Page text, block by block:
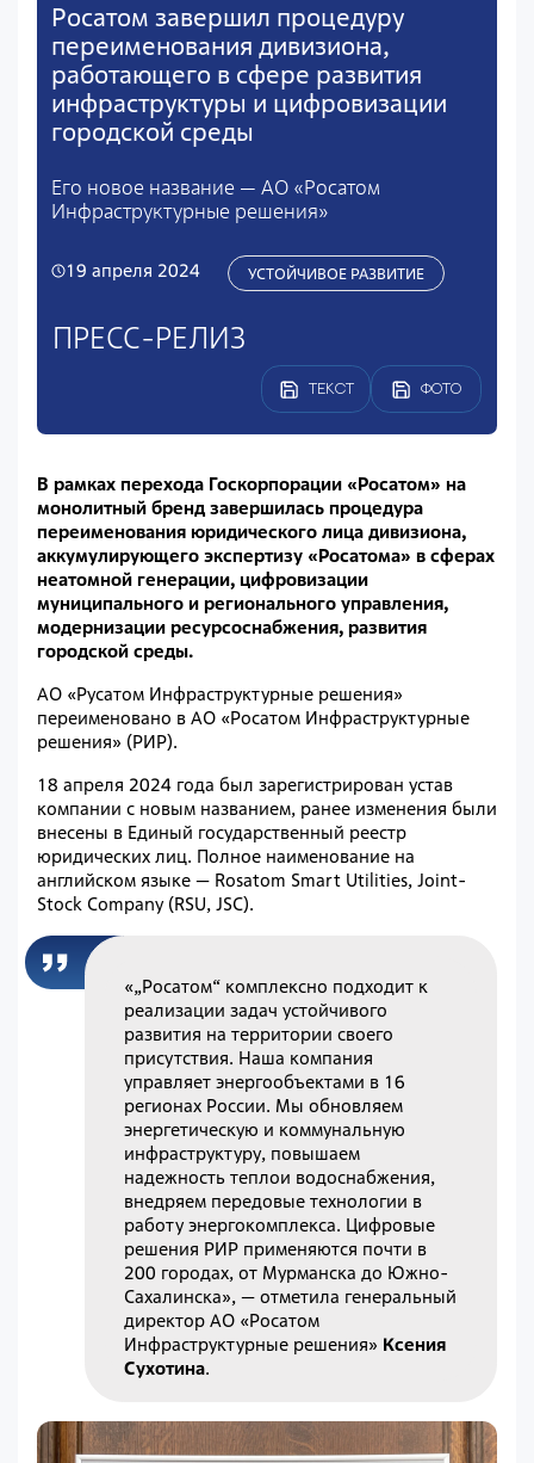
Росатом завершил процедуру
переименования дивизиона,
работающего в сфере развития
инфраструктуры и цифровизации
городской среды
Его новое название — АО «Росатом
Инфраструктурные решения»
19 апреля 2024 УСТОЙЧИВОЕ РАЗВИТИЕ
ПРЕСС-РЕЛИЗ
ТЕКСТ ФОТО
В рамках перехода Госкорпорации «Росатом» на
монолитный бренд завершилась процедура
переименования юридического лица дивизиона,
аккумулирующего экспертизу «Росатома» в сферах
неатомной генерации, цифровизации
муниципального и регионального управления,
модернизации ресурсоснабжения, развития
городской среды.
АО «Русатом Инфраструктурные решения»
переименовано в АО «Росатом Инфраструктурные
решения» (РИР).
18 апреля 2024 года был зарегистрирован устав
компании с новым названием, ранее изменения были
внесены в Единый государственный реестр
юридических лиц. Полное наименование на
английском языке — Rosatom Smart Utilities, Joint-
Stock Company (RSU, JSC).
«„Росатом“ комплексно подходит к
реализации задач устойчивого
развития на территории своего
присутствия. Наша компания
управляет энергообъектами в 16
регионах России. Мы обновляем
энергетическую и коммунальную
инфраструктуру, повышаем
надежность теплои водоснабжения,
внедряем передовые технологии в
работу энергокомплекса. Цифровые
решения РИР применяются почти в
200 городах, от Мурманска до Южно-
Сахалинска», — отметила генеральный
директор АО «Росатом
Инфраструктурные решения» Ксения
Сухотина.